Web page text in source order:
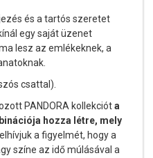
és a tartós szeretet
egy saját üzenet
lesz az emlékeknek, a
csattal).
PANDORA kollekcióta
hozza létre, mely
a figyelmét, hogy a
színe az idő múlásával a